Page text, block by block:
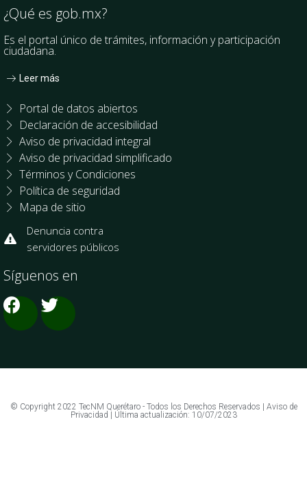
¿Qué es gob.mx?
Es el portal único de trámites, información y participación
ciudadana.
Leer más
Portal de datos abiertos
Declaración de accesibilidad
Aviso de privacidad integral
Aviso de privacidad simplificado
Términos y Condiciones
Política de seguridad
Mapa de sitio
Denuncia contra
servidores públicos
Síguenos en
© Copyright 2022 TecNM Querétaro - Todos los Derechos Reservados | Aviso de
Privacidad | Última actualización: 10/07/2023